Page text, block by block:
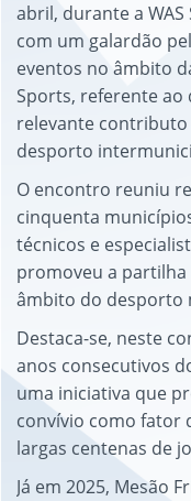
abril, durante a
com um galardão
eventos no âmbito
Sports, referente ao
relevante
desporto
O encontro reuniu
cinquenta
técnicos e
promoveu a
âmbito do desporto
Destaca-se, neste
anos consecutivos
uma iniciativa que
convívio como fator
largas centenas de
Já em 2025, Mesão